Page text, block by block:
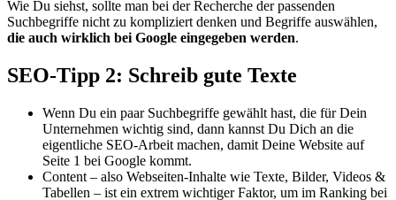
Wie Du siehst, sollte man bei der Recherche der passenden
Suchbegriffe nicht zu kompliziert denken und Begriffe auswählen,
die auch wirklich bei Google eingegeben werden.
SEO-Tipp 2: Schreib gute Texte
Wenn Du ein paar Suchbegriffe gewählt hast, die für Dein
Unternehmen wichtig sind, dann kannst Du Dich an die
eigentliche SEO-Arbeit machen, damit Deine Website auf
Seite 1 bei Google kommt.
Content – also Webseiten-Inhalte wie Texte, Bilder, Videos &
Tabellen – ist ein extrem wichtiger Faktor, um im Ranking bei